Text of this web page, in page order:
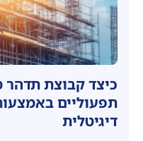
כיצד קבוצת תדהר
דיגיטלית